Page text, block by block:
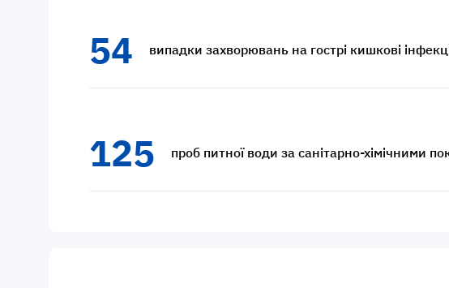
54 випадки захворювань на гострі кишкові
125 проб питної води за санітарно-хімічними